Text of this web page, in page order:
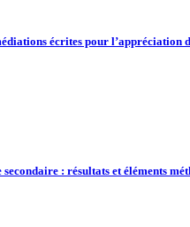
écrites pour l’appréciation
: résultats et éléments